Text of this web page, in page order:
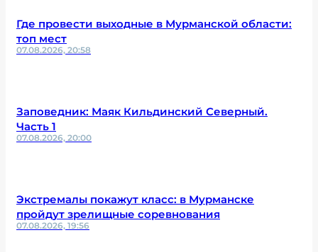
Где провести выходные в Мурманской области:
топ мест
07.08.2026, 20:58
Заповедник: Маяк Кильдинский Северный.
Часть 1
07.08.2026, 20:00
Экстремалы покажут класс: в Мурманске
пройдут зрелищные соревнования
07.08.2026, 19:56